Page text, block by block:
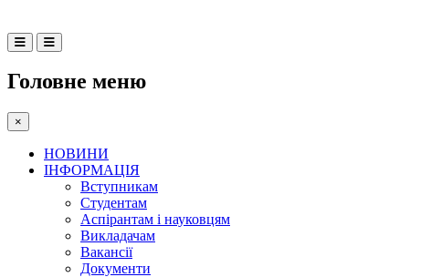
Головне меню
×
НОВИНИ
ІНФОРМАЦІЯ
Вступникам
Студентам
Аспірантам і науковцям
Викладачам
Вакансії
Документи